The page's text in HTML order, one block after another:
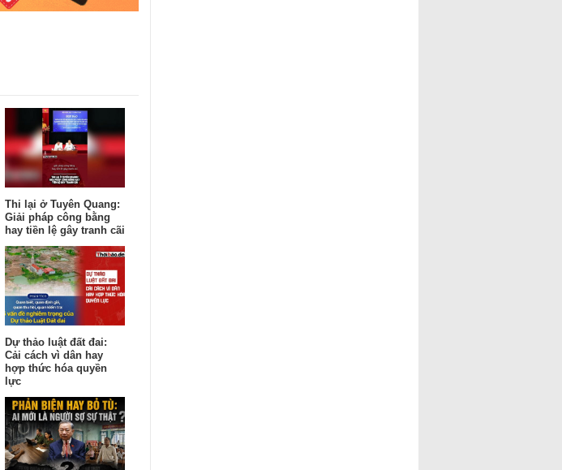
Thi lại ở Tuyên Quang:
Giải pháp công bằng
hay tiền lệ gây tranh cãi
Dự thảo luật đất đai:
Cải cách vì dân hay
hợp thức hóa quyền
lực